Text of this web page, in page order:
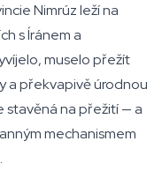
Nimrúz leží na
s Íránem a
muselo přežít
a překvapivě úrodnou
stavěná na přežití — a
mechanismem